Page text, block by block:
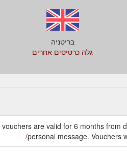
בריטניה
גלה כרטיסים אחרים
are valid for 6 months
personal message. Vouchers